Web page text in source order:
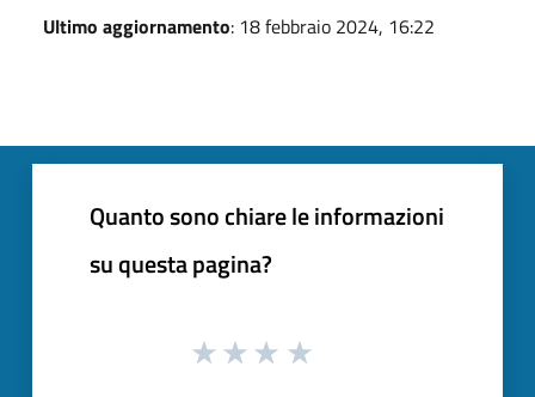
Ultimo aggiornamento: 18 febbraio 2024, 16:22
Quanto sono chiare le informazioni
su questa pagina?